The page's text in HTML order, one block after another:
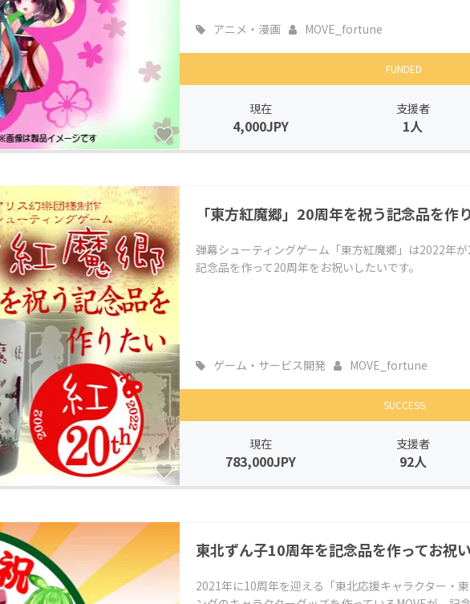
アニメ・漫画 MOVE_fortune
FUNDED
現在
4,000JPY
支援者
1人
「東方紅魔郷」20周年を祝う記念品を作
弾幕シューティングゲーム「東方紅魔郷」は2022年が
記念品を作って20周年をお祝いしたいです。
ゲーム・サービス開発 MOVE_fortune
SUCCESS
現在
783,000JPY
支援者
92人
東北ずん子10周年を記念品を作ってお祝
2021年に10周年を迎える「東北応援キャラクター・